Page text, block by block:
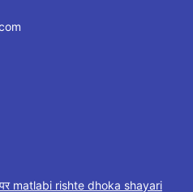
पर matlabi rishte dhoka shayari